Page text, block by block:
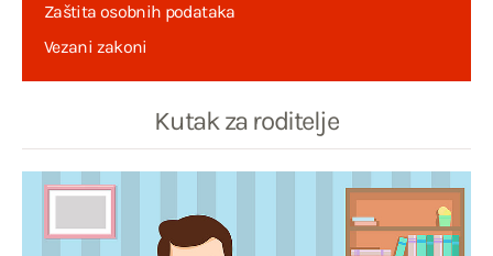
Zaštita osobnih podataka
Vezani zakoni
Kutak za roditelje